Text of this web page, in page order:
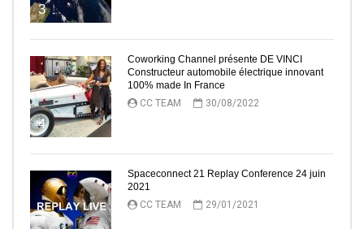
3
4
Coworking Channel présente DE VINCI
Constructeur automobile électrique innovant
100% made In France
CC TEAM
30/08/2022
Spaceconnect 21 Replay Conference 24 juin
2021
CC TEAM
29/01/2021